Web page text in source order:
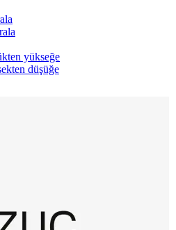
yükseğe
düşüğe